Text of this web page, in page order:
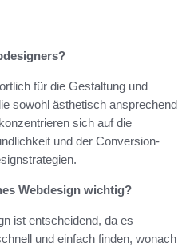
für die Gestaltung und
sowohl ästhetisch ansprechend
sich auf die
und der Conversion-
Webdesign wichtig?
ist entscheidend, da es
und einfach finden, wonach